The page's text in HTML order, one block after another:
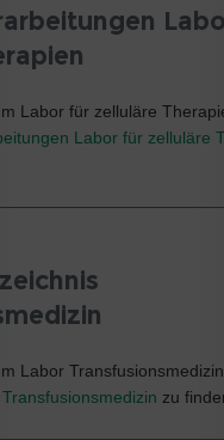
Labor für zelluläre
Labor für zelluläre
Labor
zu